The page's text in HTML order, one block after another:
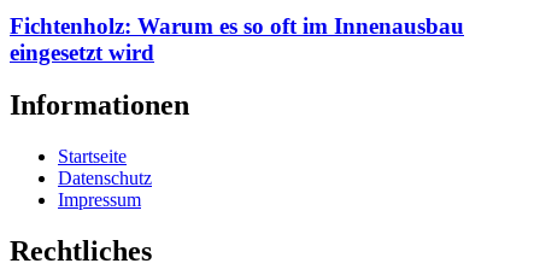
Fichtenholz: Warum es so oft im Innenausbau
eingesetzt wird
Informationen
Startseite
Datenschutz
Impressum
Rechtliches